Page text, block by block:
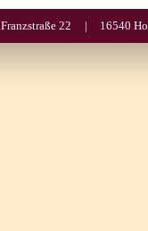
Franzstraße 22 16540